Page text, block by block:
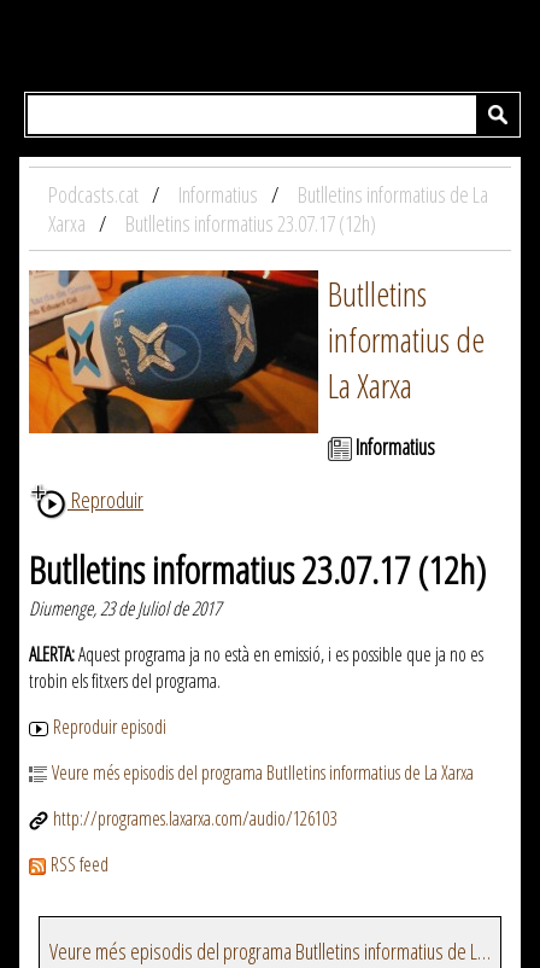
Podcasts.cat Informatius
Butlletins informatius de La
Xarxa
Butlletins informatius 23.07.17 (12h)
Butlletins
informatius de
La Xarxa
Informatius
Reproduir
Butlletins informatius 23.07.17 (12h)
Diumenge, 23 de Juliol de 2017
ALERTA:Aquest programa ja no està en emissió, i es possible que ja no es
trobin els fitxers del programa.
Reproduir episodi
Veure més episodis del programa Butlletins informatius de La Xarxa
http://programes.laxarxa.com/audio/126103
RSS feed
Veure més episodis del programa Butlletins informatius de La Xarxa